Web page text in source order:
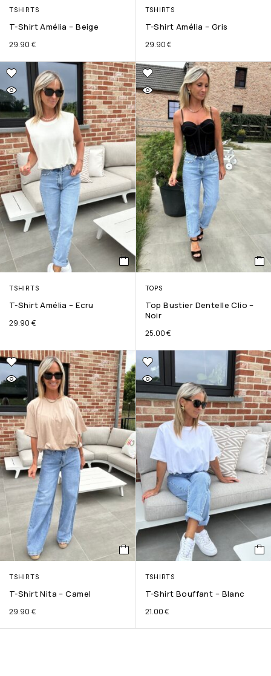
TSHIRTS
T-Shirt Amélia – Beige
29.90 €
TSHIRTS
T-Shirt Amélia – Gris
29.90€
TSHIRTS
T-Shirt Amélia – Ecru
29.90 €
TOPS
Top Bustier Dentelle Clio –
Noir
25.00€
TSHIRTS
T-Shirt Nita – Camel
29.90 €
TSHIRTS
T-Shirt Bouffant – Blanc
21.00€